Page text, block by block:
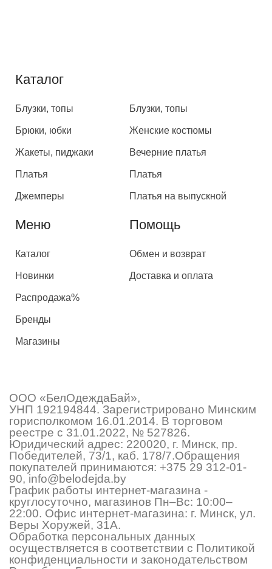
Каталог
Блузки, топы
Брюки, юбки
Жакеты, пиджаки
Платья
Джемперы
Блузки, топы
Женские костюмы
Вечерние платья
Платья
Платья на выпускной
Меню
Каталог
Новинки
Распродажа%
Бренды
Магазины
Помощь
Обмен и возврат
Доставка и оплата
ООО «БелОдеждаБай»,
УНП 192194844. Зарегистрировано Минским
горисполкомом 16.01.2014. В торговом
реестре с 31.01.2022, № 527826.
Юридический адрес: 220020, г. Минск, пр.
Победителей, 73/1, каб. 178/7.Обращения
покупателей принимаются: +375 29 312-01-
90, info@belodejda.by
График работы интернет-магазина -
круглосуточно, магазинов Пн–Вс: 10:00–
22:00. Офис интернет-магазина: г. Минск, ул.
Веры Хоружей, 31А.
Обработка персональных данных
осуществляется в соответствии с Политикой
конфиденциальности и законодательством